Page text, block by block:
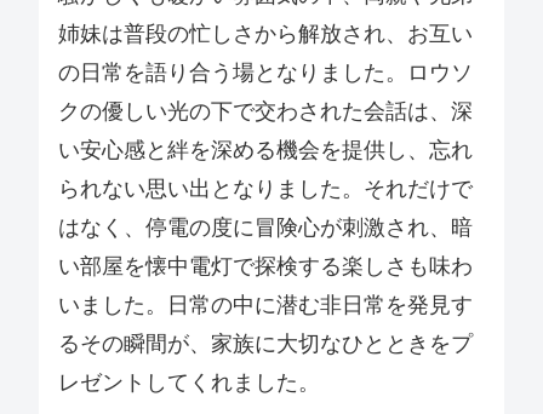
姉妹は普段の忙しさから解放され、お互い
の日常を語り合う場となりました。ロウソ
クの優しい光の下で交わされた会話は、深
い安心感と絆を深める機会を提供し、忘れ
られない思い出となりました。それだけで
はなく、停電の度に冒険心が刺激され、暗
い部屋を懐中電灯で探検する楽しさも味わ
いました。日常の中に潜む非日常を発見す
るその瞬間が、家族に大切なひとときをプ
レゼントしてくれました。